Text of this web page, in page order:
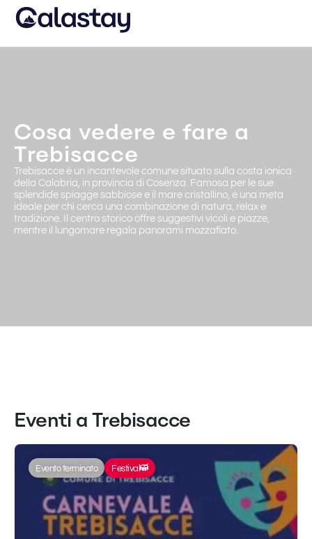
Cosa vedere e fare a
Trebisacce
Trebisacce è un incantevole comune situato sulla costa ionica
della Calabria, in provincia di Cosenza. Famosa per le sue
splendide spiagge sabbiose e il mare cristallino, è una meta
ideale per chi cerca una combinazione di natura, relax e
tradizione. Il centro storico offre suggestivi vicoli e piazze,
mentre il lungomare regala panorami mozzafiato.
Eventi a Trebisacce
Evento terminato Festival